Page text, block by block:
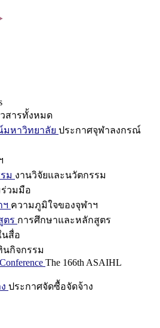
สารทั้งหมด
มหาวิทยาลัย ประกาศจุฬาลงกรณ์
ม งานวิจัยและนวัตกรรม
วมมือ
ฯ ความภูมิใจของจุฬาฯ
ตร การศึกษาและหลักสูตร
นสื่อ
กิจกรรม
The 166th ASAIHL
ประกาศจัดซื้อจัดจ้าง